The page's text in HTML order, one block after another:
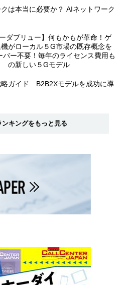
は本当に必要か？ AIネットワーク
ダブリュー】何もかもが革命！ゲ
がローカル５G市場の既存概念を
ー不要！毎年のライセンス費用も
の新しい５Gモデル
ガイド B2B2Xモデルを成功に導
キングをもっと見る